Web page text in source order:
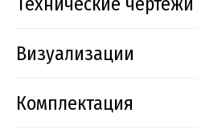
Визуализации
Комплектация